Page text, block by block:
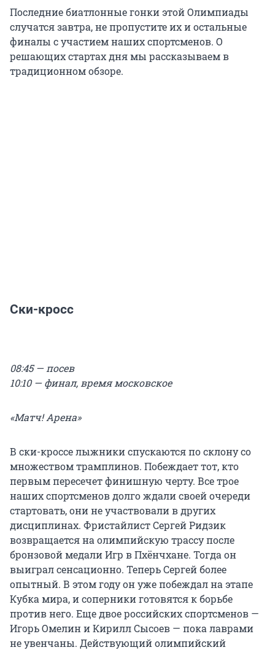
Последние биатлонные гонки этой Олимпиады
случатся завтра, не пропустите их и остальные
финалы с участием наших спортсменов. О
решающих стартах дня мы рассказываем в
традиционном обзоре.
Ски-кросс
08:45 — посев
10:10 — финал, время московское
«Матч! Арена»
В ски-кроссе лыжники спускаются по склону со
множеством трамплинов. Побеждает тот, кто
первым пересечет финишную черту. Все трое
наших спортсменов долго ждали своей очереди
стартовать, они не участвовали в других
дисциплинах. Фристайлист Сергей Ридзик
возвращается на олимпийскую трассу после
бронзовой медали Игр в Пхёнчхане. Тогда он
выиграл сенсационно. Теперь Сергей более
опытный. В этом году он уже побеждал на этапе
Кубка мира, и соперники готовятся к борьбе
против него. Еще двое российских спортсменов —
Игорь Омелин и Кирилл Сысоев — пока лаврами
не увенчаны. Действующий олимпийский